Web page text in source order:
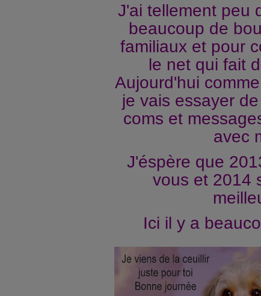
J'ai tellement peu
beaucoup de
familiaux et pour
le net qui fait
Aujourd'hui
je vais essayer
coms et
avec
J'éspère que
vous et 2014
Ici il y a